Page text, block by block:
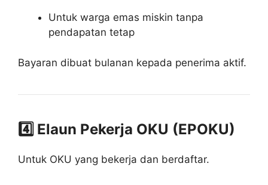
Untuk warga emas miskin tanpa
pendapatan tetap
Bayaran dibuat bulanan kepada penerima aktif.
4️⃣ Elaun Pekerja OKU (EPOKU)
Untuk OKU yang bekerja dan berdaftar.